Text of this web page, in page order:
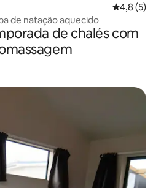
4,8 de
4,8 (5)
de natação aquecido
de chalés com